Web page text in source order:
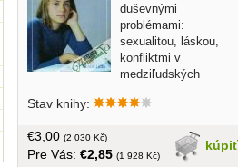
duševnými
problémami:
sexualitou, láskou,
konfliktmi v
medziľudských
hrdinstvom, politickými hnutiami,
povolania a možnými spôsobmi života.
Určite v nej nájdeš odpoveď na nejednu
Stav knihy:
kúpiť
€3,00 (2 030 Kč)
Pre Vás: €2,85 (1 928 Kč)